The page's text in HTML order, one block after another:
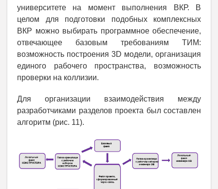
университете на момент выполнения ВКР. В
целом для подготовки подобных комплексных
ВКР можно выбирать программное обеспечение,
отвечающее базовым требованиям ТИМ:
возможность построения 3D модели, организация
единого рабочего пространства, возможность
проверки на коллизии.
Для организации взаимодействия между
разработчиками разделов проекта был составлен
алгоритм (рис. 11).